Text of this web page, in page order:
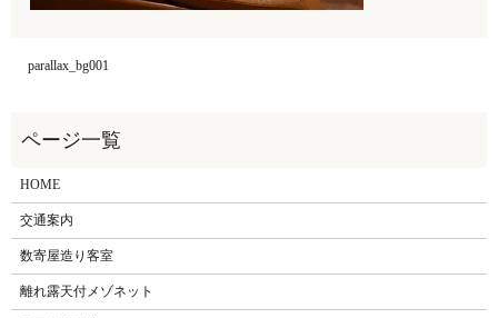
parallax_bg001
HOME
交通案内
数寄屋造り客室
離れ露天付メゾネット